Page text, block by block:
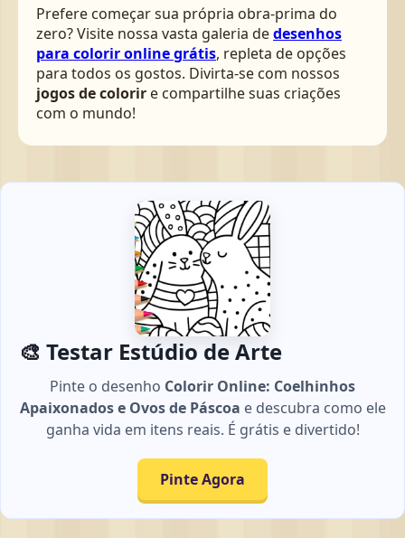
Prefere começar sua própria obra-prima do
zero? Visite nossa vasta galeria dedesenhos
para colorir online grátis, repleta de opções
para todos os gostos. Divirta-se com nossos
jogos de colorir e compartilhe suas criações
com o mundo!
🎨 Testar Estúdio de Arte
Pinte o desenho Colorir Online: Coelhinhos
Apaixonados e Ovos de Páscoa e descubra como ele
ganha vida em itens reais. É grátis e divertido!
Pinte Agora